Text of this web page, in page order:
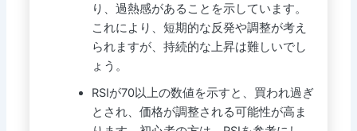
り、過熱感があることを示しています。
これにより、短期的な反発や調整が考え
られますが、持続的な上昇は難しいでし
ょう。
RSIが70以上の数値を示すと、買われ過ぎ
とされ、価格が調整される可能性が高ま